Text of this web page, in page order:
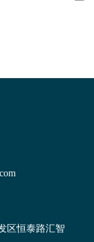
区恒泰路汇智